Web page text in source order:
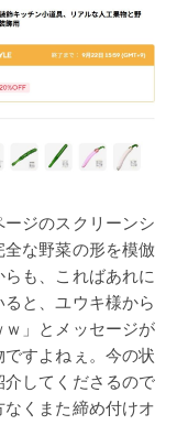
ジのスクリーンシ
な野菜の形を模倣
も、こればあれに
と、ユウキ様から
」とメッセージが
すよねぇ。今の状
してくださるので
くまた締め付けオ